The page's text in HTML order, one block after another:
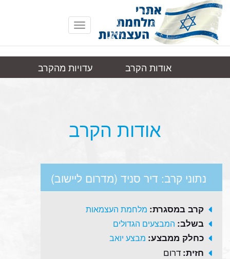
Toggle
navigation
דיר סניד
אודות הקרב
עדויות מהקרב
אודות הקרב
נתוני קרב: דיר סניד (מדרום ליישוב)
קרב במסגרת: מלחמת העצמאות
בשלב: המבצעים הגדולים
כחלק ממבצע: מבצע יואב
חזית: דרום